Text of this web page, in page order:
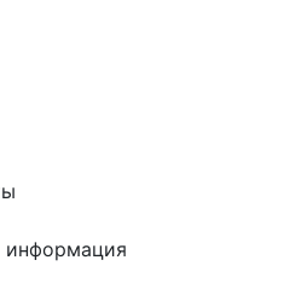
информация